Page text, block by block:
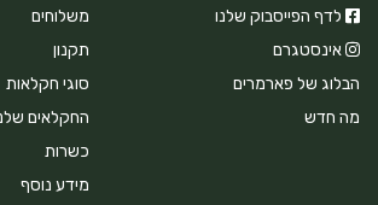
לדף הפייסבוק שלנו
אינסטגרם
הבלוג של פארמרים
מה חדש
משלוחים
תקנון
סוגי חקלאות
החקלאים
כשרות
מידע נוסף